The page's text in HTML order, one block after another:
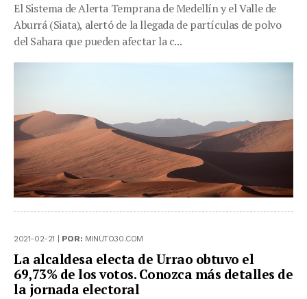
El Sistema de Alerta Temprana de Medellín y el Valle de
Aburrá (Siata), alertó de la llegada de partículas de polvo
del Sahara que pueden afectar la c...
2021-02-21 | POR: MINUTO30.COM
La alcaldesa electa de Urrao obtuvo el
69,73% de los votos. Conozca más detalles de
la jornada electoral